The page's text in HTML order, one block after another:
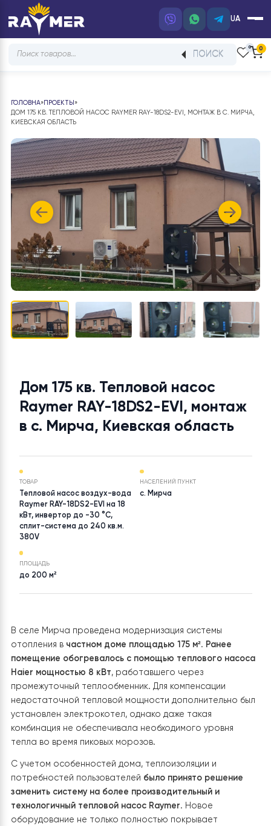
UA
Products
ПОИСК
ГОЛОВНА» ПРОЕКТЫ»
ДОМ 175 КВ. ТЕПЛОВОЙ НАСОС RAYMER RAY-18DS2-EVI, МОНТАЖ В С.
Дом 175 кв. Тепловой насос
Raymer RAY-18DS2-EVI,
в с. Мирча, Киевская область
ТОВАР
Raymer RAY-18DS2-EVI на 18
кВт, инвертор до -30 °C,
380V
ПЛОЩАДЬ
В селе Мирча проведена модернизация системы
отопления вчастном доме площадью 175 м²
помещение обогревалось с помощью теплового
Haier мощностью 8 кВт, работавшего через
промежуточный теплообменник. Для компенсации
недостаточной тепловой мощности дополнительно
установлен электрокотел, однако даже такая
комбинация не обеспечивала необходимого уровня